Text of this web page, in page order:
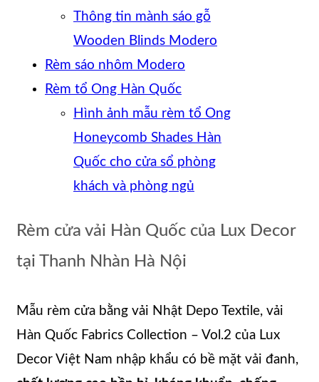
Thông tin mành sáo gỗ
Wooden Blinds Modero
Rèm sáo nhôm Modero
Rèm tổ Ong Hàn Quốc
Hình ảnh mẫu rèm tổ Ong
Honeycomb Shades Hàn
Quốc cho cửa sổ phòng
khách và phòng ngủ
Rèm cửa vải Hàn Quốc của Lux Decor
tại Thanh Nhàn Hà Nội
Mẫu rèm cửa bằng vải Nhật Depo Textile, vải
Hàn Quốc Fabrics Collection – Vol.2 của Lux
Decor Việt Nam nhập khẩu có bề mặt vải đanh,